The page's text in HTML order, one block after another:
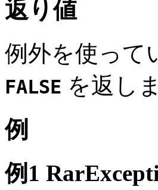
返り値
例外を使って
FALSE を返し
例
例1